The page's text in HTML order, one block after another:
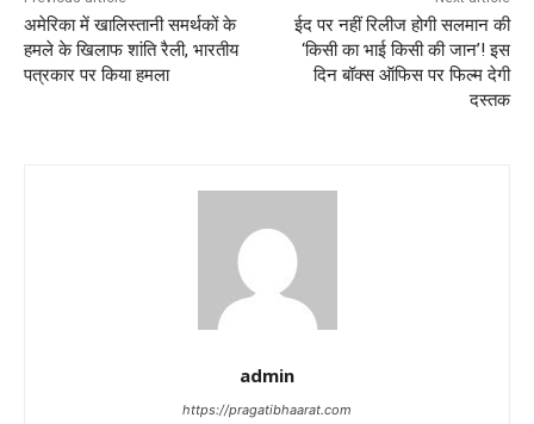
अमेरिका में खालिस्तानी समर्थकों के
हमले के खिलाफ शांति रैली, भारतीय
पत्रकार पर किया हमला
ईद पर नहीं रिलीज होगी सलमान की
‘किसी का भाई किसी की जान’! इस
दिन बॉक्स ऑफिस पर फिल्म देगी
दस्तक
admin
https://pragatibhaarat.com